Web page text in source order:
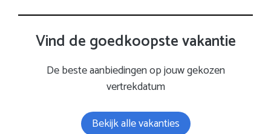
Vind de goedkoopste vakantie
De beste aanbiedingen op jouw gekozen
vertrekdatum
Bekijk alle vakanties